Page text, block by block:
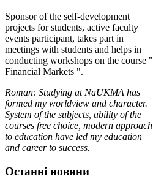
Sponsor of the self-development
projects for students, active faculty
events participant, takes part in
meetings with students and helps in
conducting workshops on the course "
Financial Markets ".
Roman: Studying at NaUKMA has
formed my worldview and character.
System of the subjects, ability of the
courses free choice, modern approach
to education have led my education
and career to success.
Останні новини